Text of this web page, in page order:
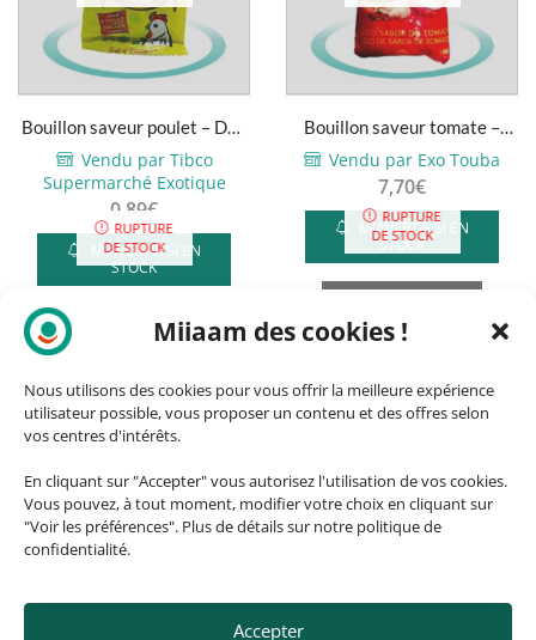
Miiaam des cookies !
Nous utilisons des cookies pour vous offrir la meilleure expérience
utilisateur possible, vous proposer un contenu et des offres selon
vos centres d'intérêts.
En cliquant sur "Accepter" vous autorisez l'utilisation de vos cookies.
Vous pouvez, à tout moment, modifier votre choix en cliquant sur
"Voir les préférences". Plus de détails sur notre politique de
confidentialité.
Accepter
Bouillon saveur poulet – Doli
-75g
Vendu par Tibco
Supermarché Exotique
0,89€
RUPTURE
DE STOCK
M'AVERTIR SI EN
STOCK
VOIR PRODUIT
Bouillon saveur tomate –
Adja – 1kg
Vendu par Exo Touba
7,70€
RUPTURE
DE STOCK
M'AVERTIR SI EN
STOCK
RUPTURE
DE STOCK
RUPTURE
DE STOCK